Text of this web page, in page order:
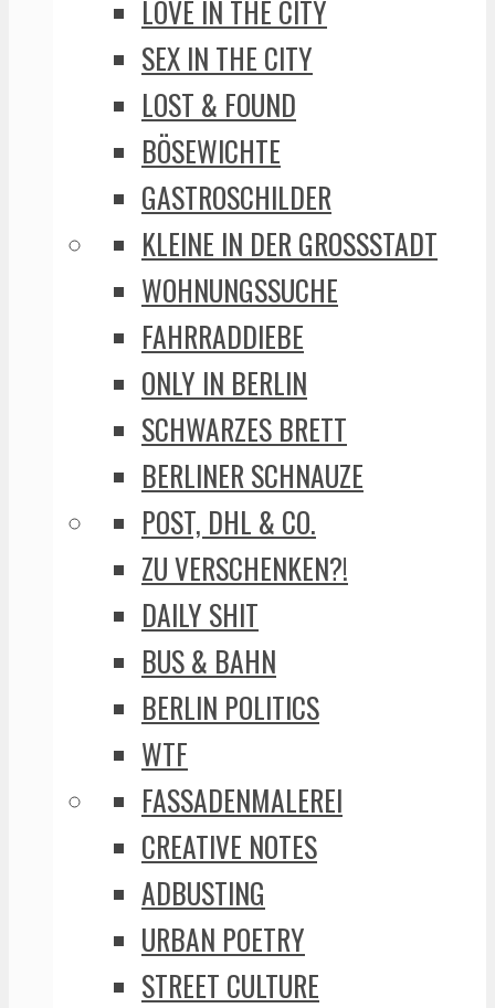
LOVE IN THE CITY
SEX IN THE CITY
LOST & FOUND
BÖSEWICHTE
GASTROSCHILDER
KLEINE IN DER GROSSSTADT
WOHNUNGSSUCHE
FAHRRADDIEBE
ONLY IN BERLIN
SCHWARZES BRETT
BERLINER SCHNAUZE
POST, DHL & CO.
ZU VERSCHENKEN?!
DAILY SHIT
BUS & BAHN
BERLIN POLITICS
WTF
FASSADENMALEREI
CREATIVE NOTES
ADBUSTING
URBAN POETRY
STREET CULTURE